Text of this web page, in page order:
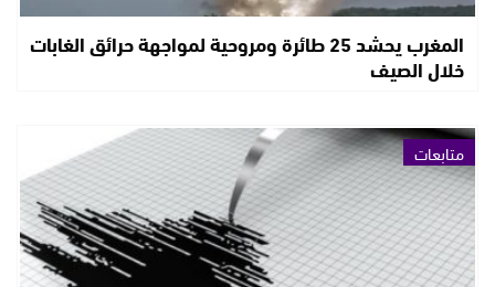
المغرب يحشد 25 طائرة ومروحية لمواجهة حرائق الغابات
خلال الصيف
متابعات